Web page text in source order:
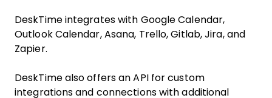
DeskTime integrates with Google Calendar,
Outlook Calendar, Asana, Trello, Gitlab, Jira, and
Zapier.
DeskTime also offers an API for custom
integrations and connections with additional